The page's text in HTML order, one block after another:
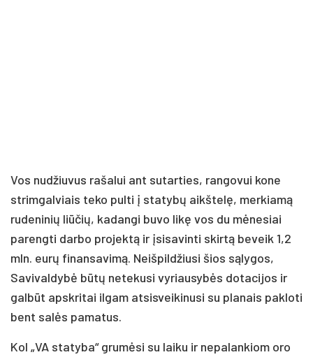
Vos nudžiuvus rašalui ant sutarties, rangovui kone
strimgalviais teko pulti į statybų aikštelę, merkiamą
rudeninių liūčių, kadangi buvo likę vos du mėnesiai
parengti darbo projektą ir įsisavinti skirtą beveik 1,2
mln. eurų finansavimą. Neišpildžiusi šios sąlygos,
Savivaldybė būtų netekusi vyriausybės dotacijos ir
galbūt apskritai ilgam atsisveikinusi su planais pakloti
bent salės pamatus.
Kol „VA statyba“ grumėsi su laiku ir nepalankiom oro